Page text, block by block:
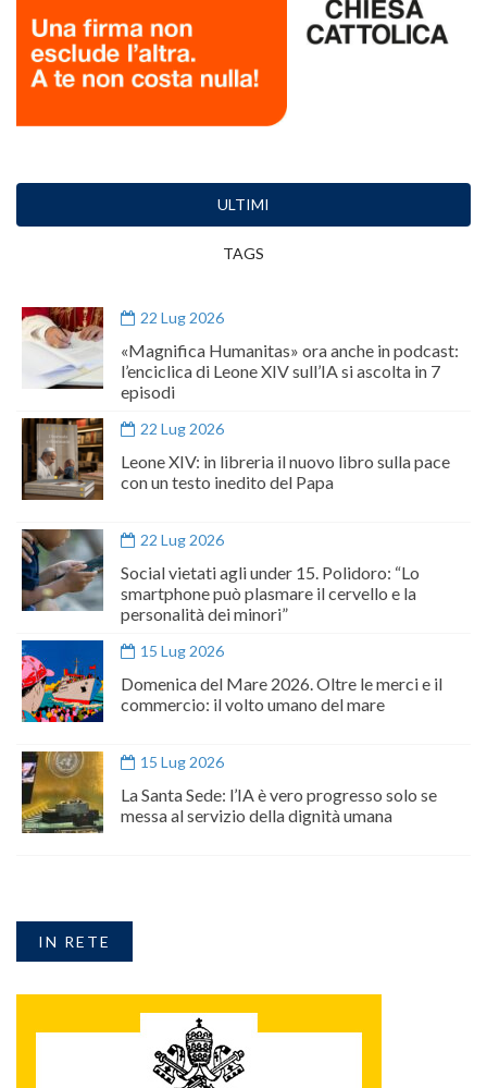
ULTIMI
TAGS
22 Lug 2026
«Magnifica Humanitas» ora anche in podcast:
l’enciclica di Leone XIV sull’IA si ascolta in 7
episodi
22 Lug 2026
Leone XIV: in libreria il nuovo libro sulla pace
con un testo inedito del Papa
22 Lug 2026
Social vietati agli under 15. Polidoro: “Lo
smartphone può plasmare il cervello e la
personalità dei minori”
15 Lug 2026
Domenica del Mare 2026. Oltre le merci e il
commercio: il volto umano del mare
15 Lug 2026
La Santa Sede: l’IA è vero progresso solo se
messa al servizio della dignità umana
IN RETE